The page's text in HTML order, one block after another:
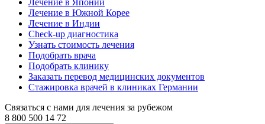
Лечение в Японии
Лечение в Южной Корее
Лечение в Индии
Check-up диагностика
Узнать стоимость лечения
Подобрать врача
Подобрать клинику
Заказать перевод медицинских документов
Стажировка врачей в клиниках Германии
Связаться с нами для лечения за рубежом
8 800 500 14 72